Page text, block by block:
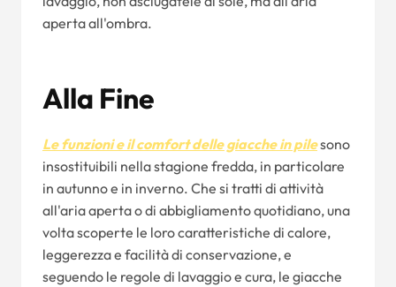
aperta all'ombra.
Alla Fine
Le funzioni e il comfort delle giacche in pilesono
insostituibili nella stagione fredda, in particolare
in autunno e in inverno. Che si tratti di attività
all'aria aperta o di abbigliamento quotidiano, una
volta scoperte le loro caratteristiche di calore,
leggerezza e facilità di conservazione, e
seguendo le regole di lavaggio e cura, le giacche